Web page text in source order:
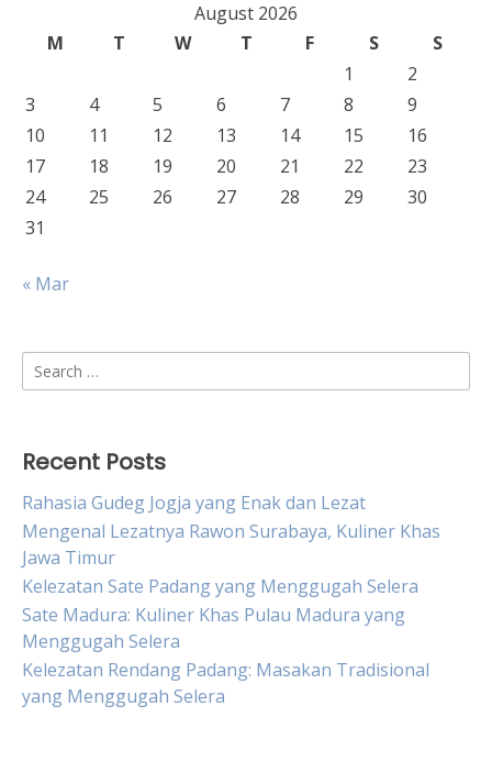
August 2026
M
T W T F S
S
1
2
3
4 5 6 7 8
9
10
11 12 13 14 15
16
17
18 19 20 21 22
23
24
25 26 27 28 29
30
31
« Mar
Search
for:
Recent Posts
Rahasia Gudeg Jogja yang Enak dan Lezat
Mengenal Lezatnya Rawon Surabaya, Kuliner Khas
Jawa Timur
Kelezatan Sate Padang yang Menggugah Selera
Sate Madura: Kuliner Khas Pulau Madura yang
Menggugah Selera
Kelezatan Rendang Padang: Masakan Tradisional
yang Menggugah Selera